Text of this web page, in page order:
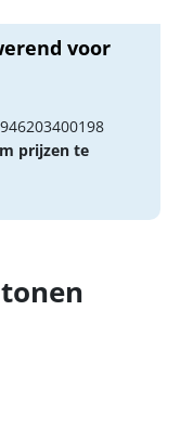
voor
prijzen te